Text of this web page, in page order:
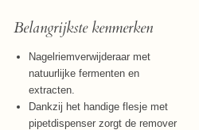
Belangrijkste kenmerken
Nagelriemverwijderaar met
natuurlijke fermenten en
extracten.
Dankzij het handige flesje met
pipetdispenser zorgt de remover